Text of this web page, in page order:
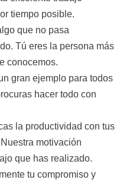
tiempo posible.
que no pasa
Tú eres la persona más
conocemos.
gran ejemplo para todos
hacer todo con
la productividad con tus
motivación
que has realizado.
tu compromiso y